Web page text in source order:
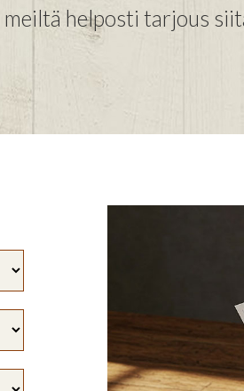
helposti tarjous